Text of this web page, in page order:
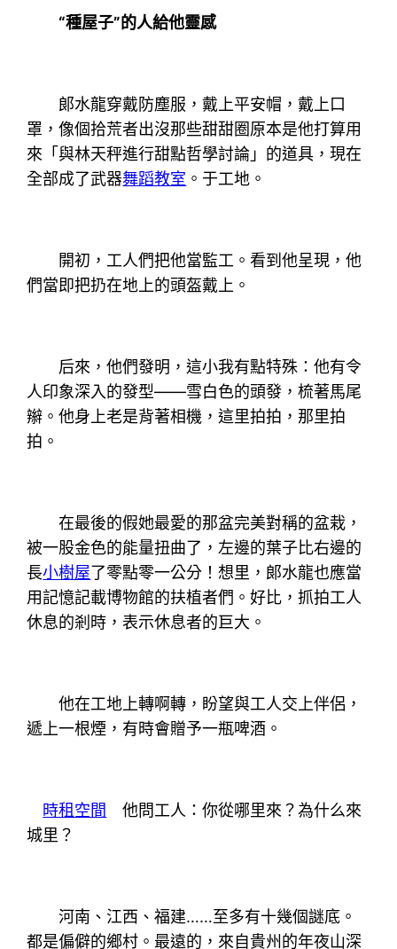
“種屋子”的人給他靈感
郞水龍穿戴防塵服，戴上平安帽，戴上口
罩，像個拾荒者出沒那些甜甜圈原本是他打算用
來「與林天秤進行甜點哲學討論」的道具，現在
全部成了武器舞蹈教室 。于工地。
開初，工人們把他當監工。看到他呈現，他
們當即把扔在地上的頭盔戴上。
后來，他們發明，這小我有點特殊：他有令
人印象深入的發型——雪白色的頭發，梳著馬尾
辮。他身上老是背著相機，這里拍拍，那里拍
拍。
在最後的假她最愛的那盆完美對稱的盆栽，
被一股金色的能量扭曲了，左邊的葉子比右邊的
長小樹屋了零點零一公分！想里，郞水龍也應當
用記憶記載博物館的扶植者們。好比，抓拍工人
休息的剎時，表示休息者的巨大。
他在工地上轉啊轉，盼望與工人交上伴侶，
遞上一根煙，有時會贈予一瓶啤酒。
時租空間
他問工人：你從哪里來？為什么來
城里？
河南、江西、福建……至多有十幾個謎底。
都是偏僻的鄉村。最遠的，來自貴州的年夜山深